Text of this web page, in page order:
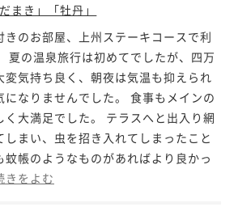
だまき」「牡丹」
のお部屋、上州ステーキコースで利
夏の温泉旅行は初めてでしたが、四万
変気持ち良く、朝夜は気温も抑えられ
になりませんでした。 食事もメインの
く大満足でした。 テラスへと出入り網
まい、虫を招き入れてしまったこと
帳のようなものがあればより良かっ
きをよむ